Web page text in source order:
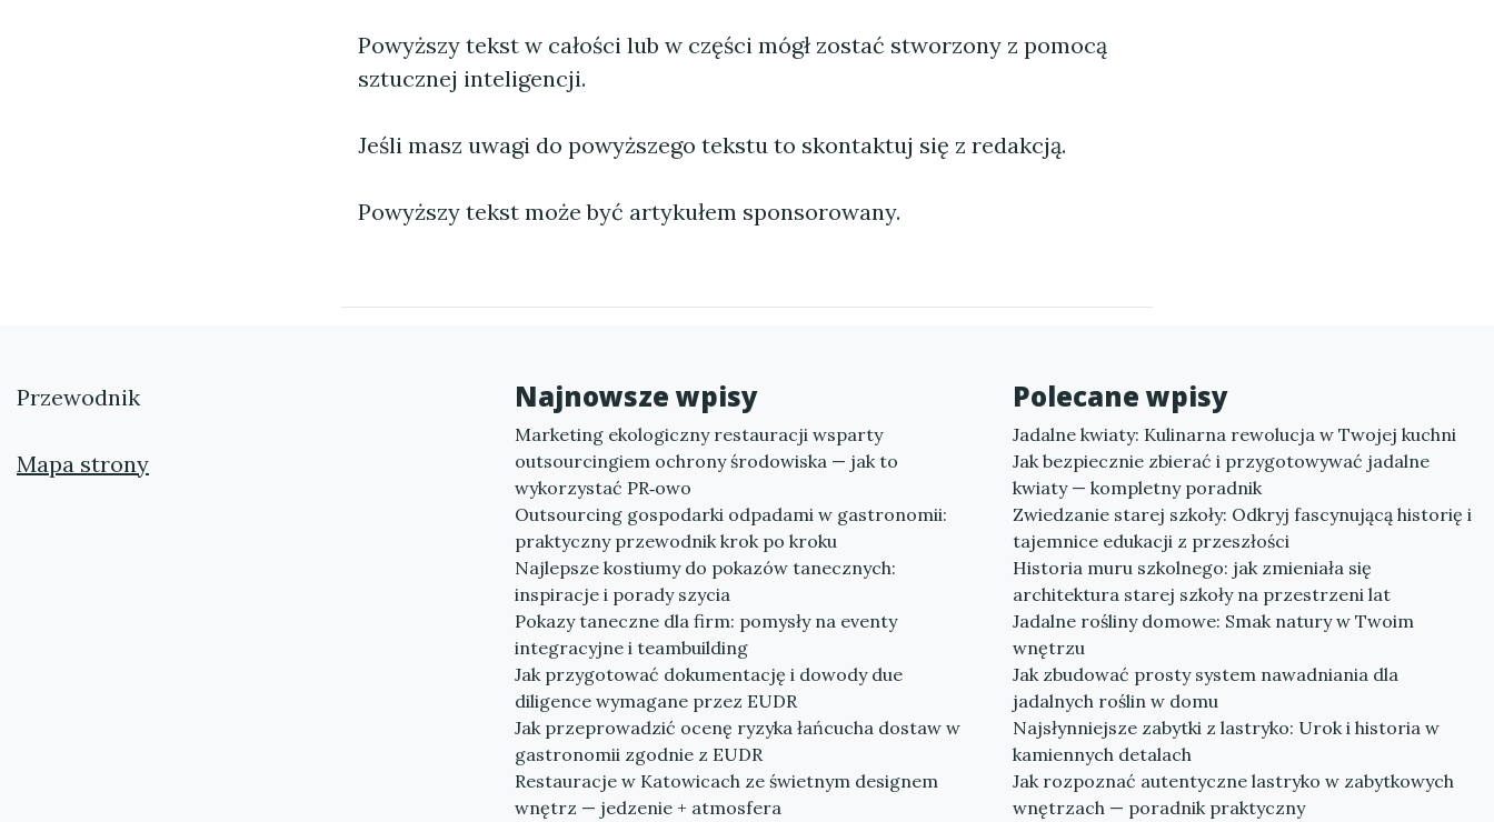
Powyższy tekst w całości lub w części mógł zostać stworzony z pomocą
sztucznej inteligencji.
Jeśli masz uwagi do powyższego tekstu to skontaktuj się z redakcją.
Powyższy tekst może być artykułem sponsorowany.
Przewodnik
Mapa strony
Najnowsze wpisy
Marketing ekologiczny restauracji wsparty
outsourcingiem ochrony środowiska — jak to
wykorzystać PR‑owo
Outsourcing gospodarki odpadami w gastronomii:
praktyczny przewodnik krok po kroku
Najlepsze kostiumy do pokazów tanecznych:
inspiracje i porady szycia
Pokazy taneczne dla firm: pomysły na eventy
integracyjne i teambuilding
Jak przygotować dokumentację i dowody due
diligence wymagane przez EUDR
Jak przeprowadzić ocenę ryzyka łańcucha dostaw w
gastronomii zgodnie z EUDR
Restauracje w Katowicach ze świetnym designem
wnętrz — jedzenie + atmosfera
Polecane wpisy
Jadalne kwiaty: Kulinarna rewolucja w Twojej kuchni
Jak bezpiecznie zbierać i przygotowywać jadalne
kwiaty — kompletny poradnik
Zwiedzanie starej szkoły: Odkryj fascynującą historię i
tajemnice edukacji z przeszłości
Historia muru szkolnego: jak zmieniała się
architektura starej szkoły na przestrzeni lat
Jadalne rośliny domowe: Smak natury w Twoim
wnętrzu
Jak zbudować prosty system nawadniania dla
jadalnych roślin w domu
Najsłynniejsze zabytki z lastryko: Urok i historia w
kamiennych detalach
Jak rozpoznać autentyczne lastryko w zabytkowych
wnętrzach — poradnik praktyczny